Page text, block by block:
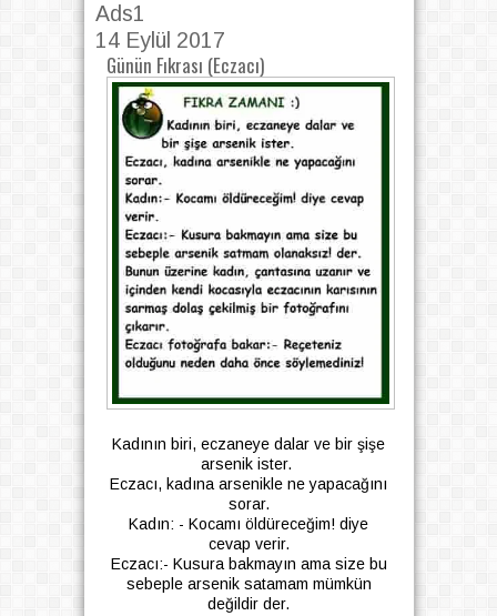
Ads1
14 Eylül 2017
Günün Fıkrası (Eczacı)
Kadının biri, eczaneye dalar ve bir şişe
arsenik ister.
Eczacı, kadına arsenikle ne yapacağını
sorar.
Kadın: - Kocamı öldüreceğim! diye
cevap verir.
Eczacı:- Kusura bakmayın ama size bu
sebeple arsenik satamam mümkün
değildir der.